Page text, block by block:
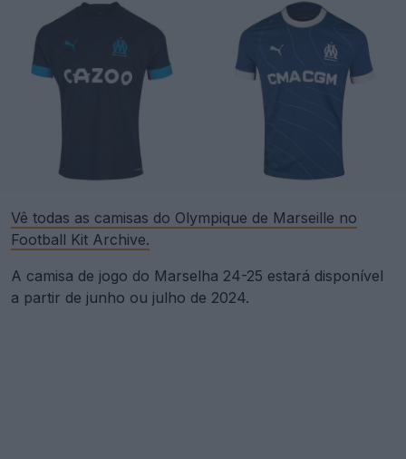
Vê todas as camisas do Olympique de Marseille no
Football Kit Archive.
A camisa de jogo do Marselha 24-25 estará disponível
a partir de junho ou julho de 2024.